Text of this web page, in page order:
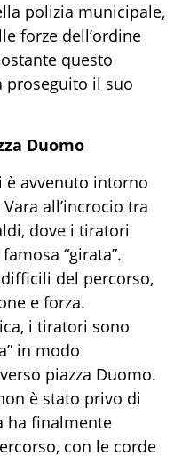
polizia municipale,
forze dell’ordine
questo
proseguito il suo
Duomo
avvenuto intorno
all’incrocio tra
dove i tiratori
“girata”.
del percorso,
e forza.
i tiratori sono
in modo
piazza Duomo.
è stato privo di
ha finalmente
con le corde